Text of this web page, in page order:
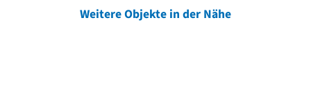
Weitere Objekte in der Nähe